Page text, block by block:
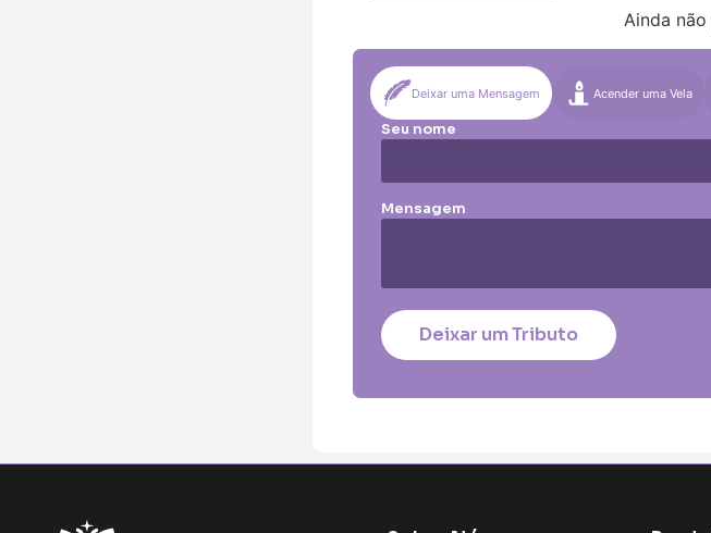
Ainda
Deixar uma Mensagem Acender uma Vela
Seu nome
Mensagem
Deixar um Tributo
Pequena (€85)
Média (€100)
Grande
Coração:
Pequena (€85)
Média (€100)
Mini (€75)
Pequena (€85) Média
O seu nome*
Contacto telefónico*
Mensagem a constar no cartão